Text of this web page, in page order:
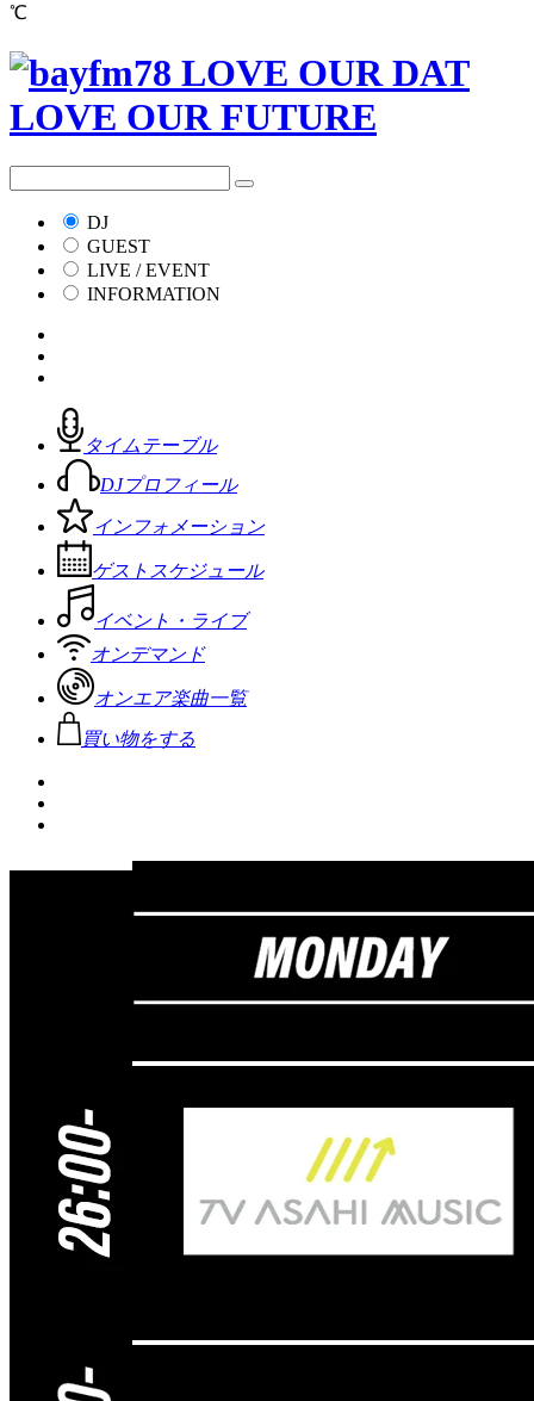
℃
DJ
GUEST
LIVE / EVENT
INFORMATION
タイムテーブル
DJプロフィール
インフォメーション
ゲストスケジュール
イベント・ライブ
オンデマンド
オンエア楽曲一覧
買い物をする